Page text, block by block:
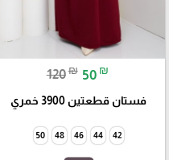
120₪ 50 ₪
فستان قطعتين 3900 خمري
42
44
46
48
50